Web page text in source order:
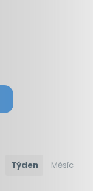
Týden Měsíc